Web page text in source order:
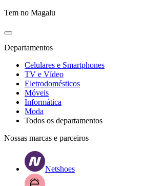
Tem no Magalu
Departamentos
Celulares e Smartphones
TV e Vídeo
Eletrodomésticos
Móveis
Informática
Moda
Todos os departamentos
Nossas marcas e parceiros
Netshoes